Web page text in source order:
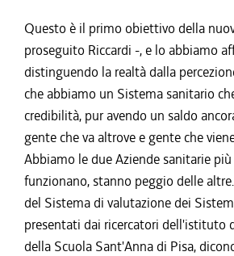
Questo è il primo obiettivo della
proseguito Riccardi -, e lo abbiamo
distinguendo la realtà dalla
che abbiamo un Sistema sanitario
credibilità, pur avendo un saldo
gente che va altrove e gente che
Abbiamo le due Aziende sanitarie
funzionano, stanno peggio delle
del Sistema di valutazione dei
presentati dai ricercatori dell'istituto
della Scuola Sant'Anna di Pisa,